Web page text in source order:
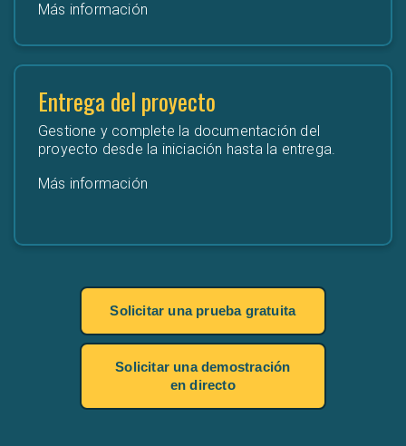
Más información
Entrega del proyecto
Gestione y complete la documentación del
proyecto desde la iniciación hasta la entrega.
Más información
Solicitar una prueba gratuita
Solicitar una demostración
en directo